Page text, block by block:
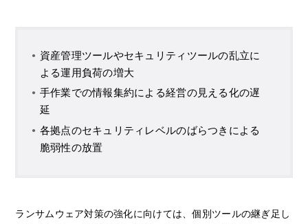
資産管理ツールやセキュリティツールの乱立に
よる運用負荷の増大
手作業での情報集約による経営の見える化の遅
延
各拠点のセキュリティレベルのばらつきによる
脆弱性の放置
ランサムウェア対策の強化に向けては、個別ツールの継ぎ足し